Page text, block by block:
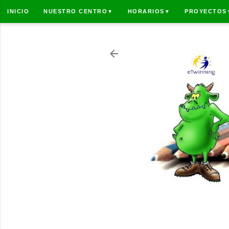
INICIO NUESTRO CENTRO ▼ HORARIOS ▼ PROYECTOS